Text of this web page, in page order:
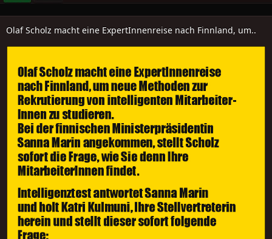
Olaf Scholz macht eine ExpertInnenreise nach Finnland, um..